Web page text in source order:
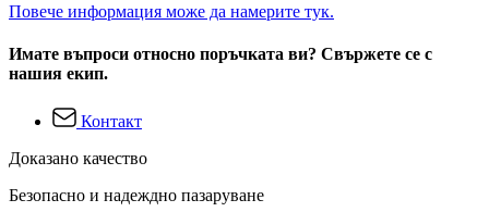
Повече информация може да намерите тук.
Имате въпроси относно поръчката ви? Свържете се с
нашия екип.
Контакт
Доказано качество
Безопасно и надеждно пазаруване